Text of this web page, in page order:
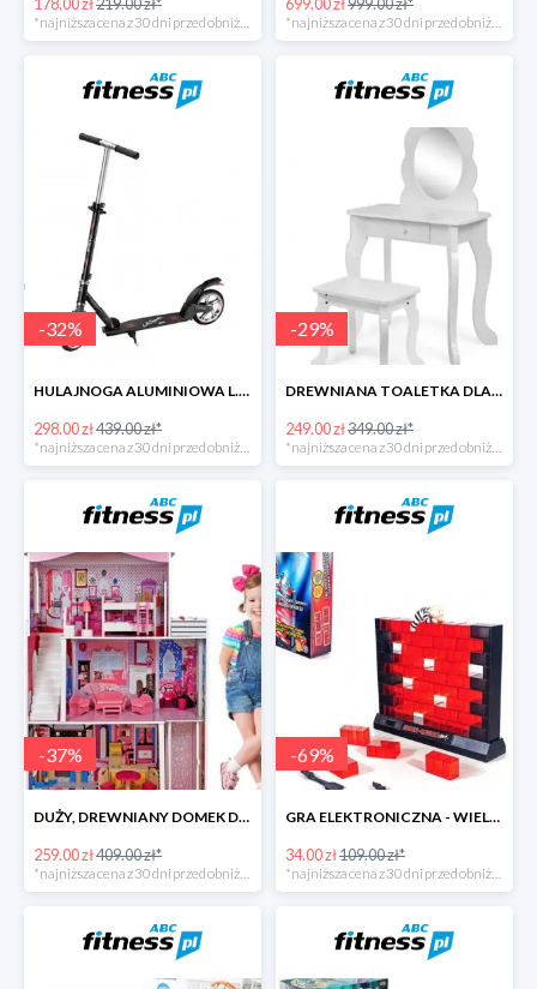
-32%
HULAJNOGA ALUMINIOWA L.A. SPORTS SWIFT ZE STOPKĄ -141zł
298.00 zł439.00 zł*
*najniższa cena z 30 dni przed obniżką
-29%
DREWNIANA TOALETKA DLA DZIEWCZYNKI
249.00 zł349.00 zł*
*najniższa cena z 30 dni przed obniżką
-37%
DUŻY, DREWNIANY DOMEK DLA LALEK Z AKCESORIAMI
259.00 zł409.00 zł*
-69%
GRA ELEKTRONICZNA - WIELKI SKOK
34.00 zł109.00 zł*